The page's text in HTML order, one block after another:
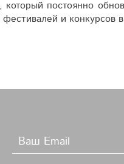
который постоянно
и конкурсов